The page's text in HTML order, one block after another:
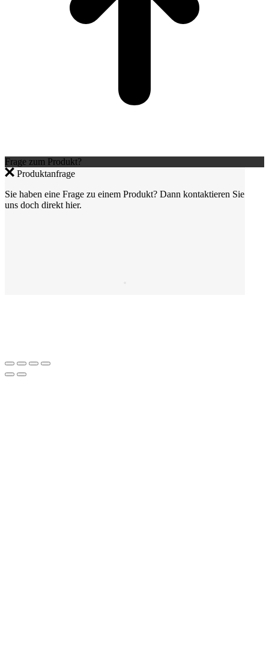
Frage zum Produkt?
Produktanfrage
Sie haben eine Frage zu einem Produkt? Dann kontaktieren Sie
uns doch direkt hier.